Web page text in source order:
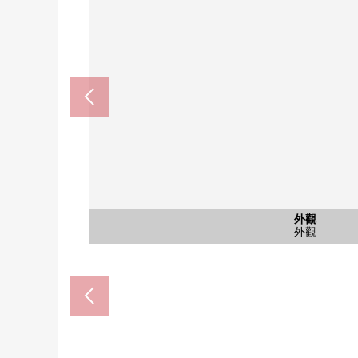
外觀
外觀
外觀
外觀
外觀
外觀
外觀
外觀
外觀
外觀
陽台
陽台
陽台
陽台
風景
風景(南側)※從陽台拍
風景
風景(西南一側)※從陽台
停車場
停車場
大廳
大廳
入口
入口
共有部分
腳踏車停放處
其他
宅配BOX
明石站(JR西日本山陽本線)(
步行15分鐘。
papiosu明石(約1400m)
步行18分鐘。